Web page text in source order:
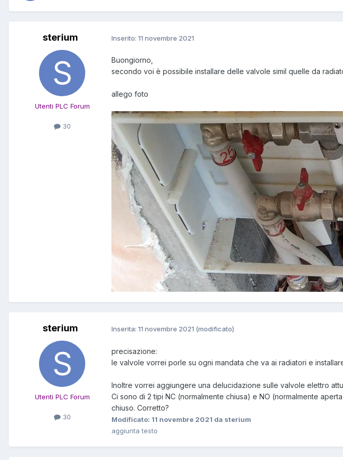
sterium
Utenti PLC Forum
30
Inserito: 11 novembre 2021
Buongiorno,
secondo voi è possibile installare delle valvole simil quelle da
allego foto
sterium
Utenti PLC Forum
30
Inserita: 11 novembre 2021 (modificato)
precisazione:
le valvole vorrei porle su ogni mandata che va ai radiatori e
Inoltre vorrei aggiungere una delucidazione sulle valvole elettro
Ci sono di 2 tipi NC (normalmente chiusa) e NO (normalmente
chiuso. Corretto?
Modificato: 11 novembre 2021 da sterium
aggiunta testo